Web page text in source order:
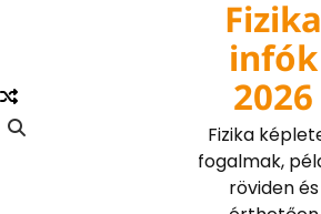
Fizika
infók
2026
Fizika
fogalmak,
röviden és